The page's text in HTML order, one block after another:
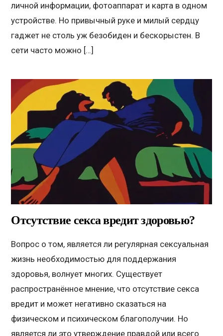
личной информации, фотоаппарат и карта в одном
устройстве. Но привычный руке и милый сердцу
гаджет не столь уж безобиден и бескорыстен. В
сети часто можно […]
Отсутствие секса вредит здоровью?
Вопрос о том, является ли регулярная сексуальная
жизнь необходимостью для поддержания
здоровья, волнует многих. Существует
распространённое мнение, что отсутствие секса
вредит и может негативно сказаться на
физическом и психическом благополучии. Но
является ли это утверждение правдой или всего